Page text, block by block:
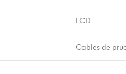
LCD
Cables de